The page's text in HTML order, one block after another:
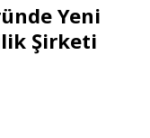
Yeni
Şirketi